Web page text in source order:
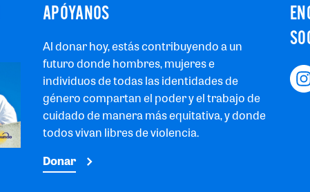
APÓYANOS
Al donar hoy, estás contribuyendo a un
futuro donde hombres, mujeres e
individuos de todas las identidades de
género compartan el poder y el trabajo de
cuidado de manera más equitativa, y donde
todos vivan libres de violencia.
Donar